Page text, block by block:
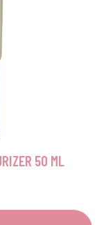
50 ML